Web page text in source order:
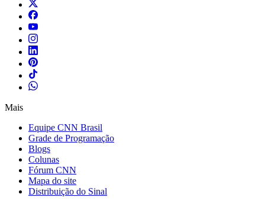
Mais
Equipe CNN Brasil
Grade de Programação
Blogs
Colunas
Fórum CNN
Mapa do site
Distribuição do Sinal